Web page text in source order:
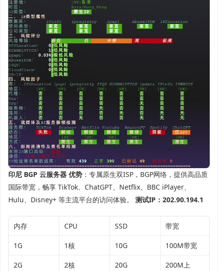
印尼 BGP 云服务器 优势 ：专属原生双ISP，BGP网络，提供高品质
国际带宽，畅享 TikTok、ChatGPT、Netflix、BBC iPlayer、
Hulu、Disney+ 等主流平台的访问体验。 测试IP：202.90.194.1
内存 CPU SSD 带宽
1G 1核 10G 100M带宽
2G 2核 20G 200M上